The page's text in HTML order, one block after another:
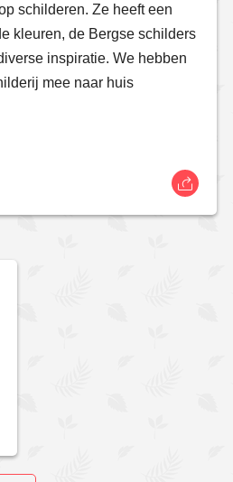
schilderen. Ze heeft een
kleuren, de Bergse schilders
inspiratie. We hebben
mee naar huis